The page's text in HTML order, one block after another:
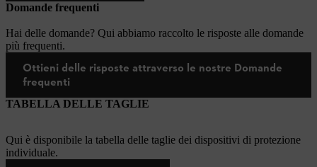
Domande frequenti
Hai delle domande? Qui abbiamo raccolto le risposte alle domande
più frequenti.
Ottieni delle risposte attraverso le nostre Domande
frequenti
TABELLA DELLE TAGLIE
Qui è disponibile la tabella delle taglie dei dispositivi di protezione
individuale.